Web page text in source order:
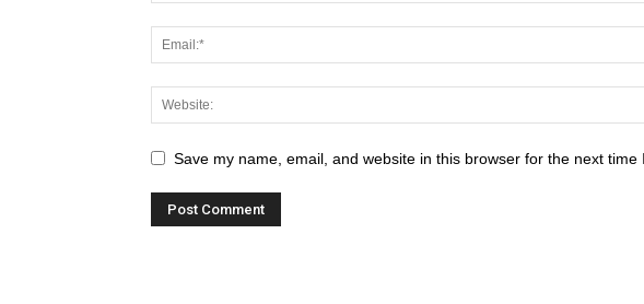
Save my name, email, and website in this browser for the next time